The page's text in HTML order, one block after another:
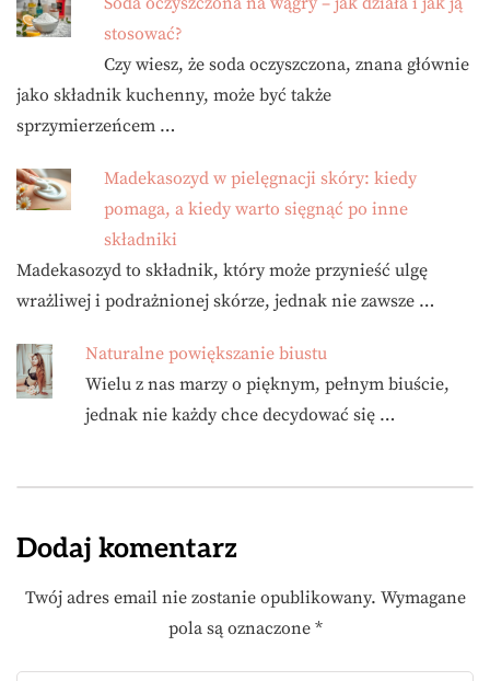
stosować?
Czy wiesz, że soda oczyszczona, znana głównie
jako składnik kuchenny, może być także
sprzymierzeńcem …
Madekasozyd w pielęgnacji skóry: kiedy
pomaga, a kiedy warto sięgnąć po inne
składniki
Madekasozyd to składnik, który może przynieść ulgę
wrażliwej i podrażnionej skórze, jednak nie zawsze …
Naturalne powiększanie biustu
Wielu z nas marzy o pięknym, pełnym biuście,
jednak nie każdy chce decydować się …
Dodaj komentarz
Twój adres email nie zostanie opublikowany. Wymagane
pola są oznaczone *